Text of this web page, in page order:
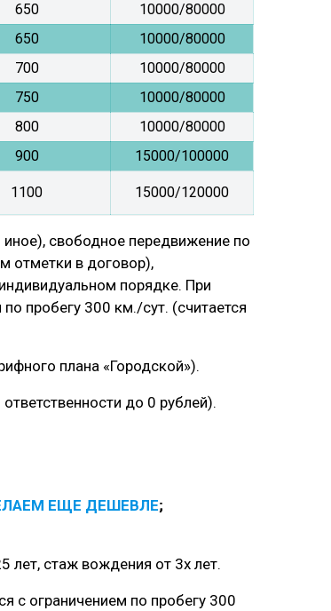
650
10000/80000
650
10000/80000
700
10000/80000
750
10000/80000
800
10000/80000
900 15000/100000
1100 15000/120000
свободное передвижение по
отметки в договор),
порядке. При
пробегу 300 км./сут. (считается
плана «Городской»).
до 0 рублей).
ЕЩЕ ДЕШЕВЛЕ;
лет, стаж вождения от 3х лет.
с ограничением по пробегу 300